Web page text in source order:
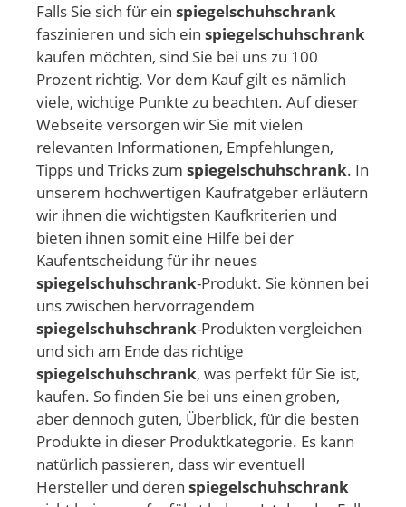
Falls Sie sich für ein spiegelschuhschrank
faszinieren und sich ein spiegelschuhschrank
kaufen möchten, sind Sie bei uns zu 100
Prozent richtig. Vor dem Kauf gilt es nämlich
viele, wichtige Punkte zu beachten. Auf dieser
Webseite versorgen wir Sie mit vielen
relevanten Informationen, Empfehlungen,
Tipps und Tricks zum spiegelschuhschrank. In
unserem hochwertigen Kaufratgeber erläutern
wir ihnen die wichtigsten Kaufkriterien und
bieten ihnen somit eine Hilfe bei der
Kaufentscheidung für ihr neues
spiegelschuhschrank-Produkt. Sie können bei
uns zwischen hervorragendem
spiegelschuhschrank-Produkten vergleichen
und sich am Ende das richtige
spiegelschuhschrank, was perfekt für Sie ist,
kaufen. So finden Sie bei uns einen groben,
aber dennoch guten, Überblick, für die besten
Produkte in dieser Produktkategorie. Es kann
natürlich passieren, dass wir eventuell
Hersteller und deren spiegelschuhschrank